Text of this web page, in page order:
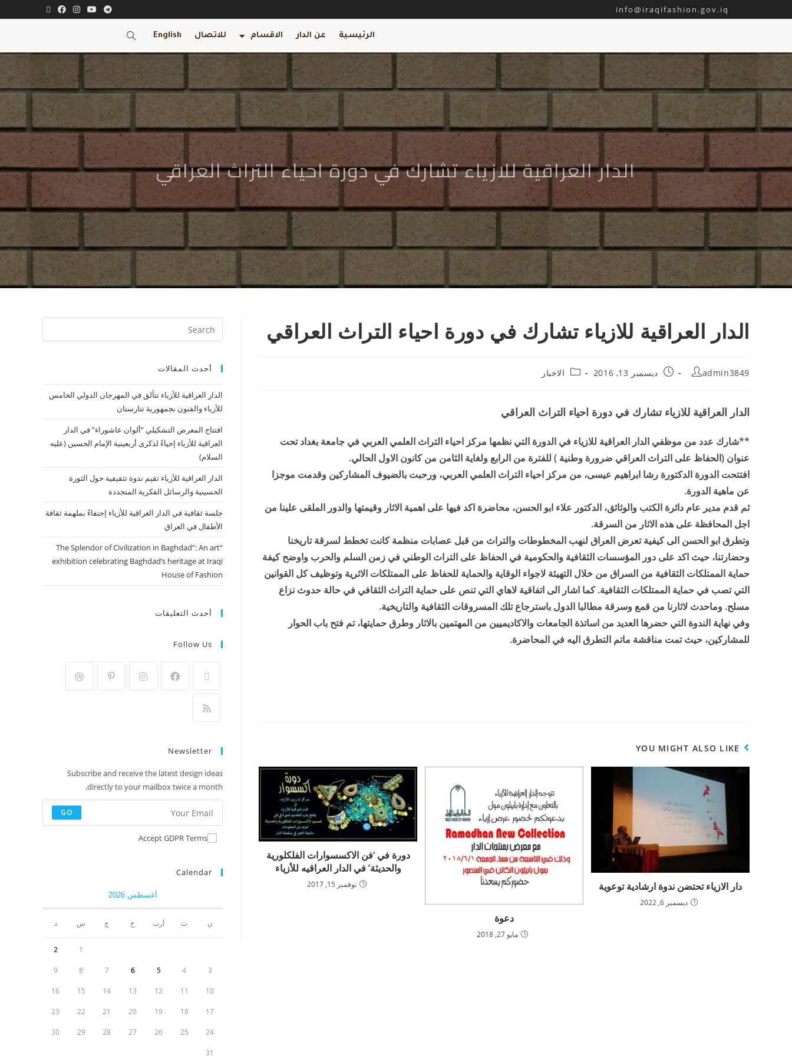
الرئيسية عن الدار الاقسام للاتصال English
الدار العراقية للازياء تشارك في دورة احياء التراث العراقي
الدار العراقية للازياء تشارك في دورة احياء التراث العراقي
admin3849 ديسمبر 13, 2016 الاخبار
الدار العراقية للازياء تشارك في دورة احياء التراث العراقي
**شارك عدد من موظفي الدار العراقية للازياء في الدورة التي نظمها مركز احياء التراث العلمي العربي في جامعة بغداد تحت
عنوان (الحفاظ على التراث العراقي ضرورة وطنية ) للفترة من الرابع ولغاية الثامن من كانون الاول الحالي.
افتتحت الدورة الدكتورة رشا ابراهيم عيسى، من مركز احياء التراث العلمي العربي، ورحبت بالضيوف المشاركين وقدمت موجزا
عن ماهية الدورة.
ثم قدم مدير عام دائرة الكتب والوثائق، الدكتور علاء ابو الحسن، محاضرة اكد فيها على اهمية الاثار وقيمتها والدور الملقى علينا من
اجل المحافظة على هذه الاثار من السرقة.
وتطرق ابو الحسن الى كيفية تعرض العراق لنهب المخطوطات والتراث من قبل عصابات منظمة كانت تخطط لسرقة تاريخنا
وحضارتنا، حيث اكد على دور المؤسسات الثقافية والحكومية في الحفاظ على التراث الوطني في زمن السلم والحرب واوضح كيفة
حماية الممتلكات الثقافية من السراق من خلال التهيئة لاجواء الوقاية والحماية للحفاظ على الممتلكات الاثرية وتوظيف كل القوانين
التي تصب في حماية الممتلكات الثقافية. كما اشار الى اتفاقية لاهاي التي تنص على حماية التراث الثقافي في حالة حدوث نزاع
مسلح. وماحدث لاثارنا من قمع وسرقة مطالبا الدول باسترجاع تلك المسروقات الثقافية والتاريخية.
وفي نهاية الندوة التي حضرها العديد من اساتذة الجامعات والاكاديميين من المهتمين بالاثار وطرق حمايتها، تم فتح باب الحوار
للمشاركين، حيث تمت مناقشة ماتم التطرق اليه في المحاضرة.
YOU MIGHT ALSO LIKE
دورة في ‘فن الاكسسوارات الفلكلورية
والحديثة’ في الدار العراقيه للأزياء
نوفمبر 15, 2017
دعوة
مايو 27, 2018
دار الازياء تحتضن ندوة ارشادية توعوية
ديسمبر 6, 2022
أحدث المقالات
الدار العراقية للأزياء تتألق في المهرجان الدولي الخامس
للأزياء والفنون بجمهورية تتارستان
افتتاح المعرض التشكيلي “ألوان عاشوراء” في الدار
العراقية للأزياء إحياءً لذكرى أربعينية الإمام الحسين (عليه
السلام)
الدار العراقية للأزياء تقيم ندوة تثقيفية حول الثورة
الحسينية والرسائل الفكرية المتجددة
جلسة ثقافية في الدار العراقية للأزياء إحتفاءً بملهمة ثقافة
الأطفال في العراق
“The Splendor of Civilization in Baghdad”: An art
exhibition celebrating Baghdad’s heritage at Iraqi
House of Fashion
أحدث التعليقات
Follow Us
Newsletter
Subscribe and receive the latest design ideas
directly to your mailbox twice a month.
GO
Accept GDPR Terms
Calendar
أغسطس 2026
ن ث أرب خ ج س د
1
2
3
4
5
6
7
8
9
10
11
12
13
14
15
16
17
18
19
20
21
22
23
24
25
26
27
28
29
30
31